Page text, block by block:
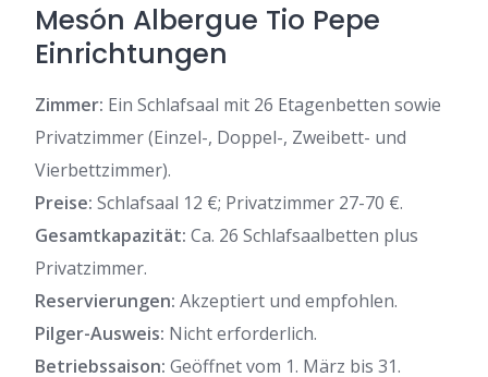
Mesón Albergue Tio Pepe
Einrichtungen
Zimmer: Ein Schlafsaal mit 26 Etagenbetten sowie
Privatzimmer (Einzel-, Doppel-, Zweibett- und
Vierbettzimmer).
Preise: Schlafsaal 12 €; Privatzimmer 27-70 €.
Gesamtkapazität: Ca. 26 Schlafsaalbetten plus
Privatzimmer.
Reservierungen: Akzeptiert und empfohlen.
Pilger-Ausweis: Nicht erforderlich.
Betriebssaison: Geöffnet vom 1. März bis 31.